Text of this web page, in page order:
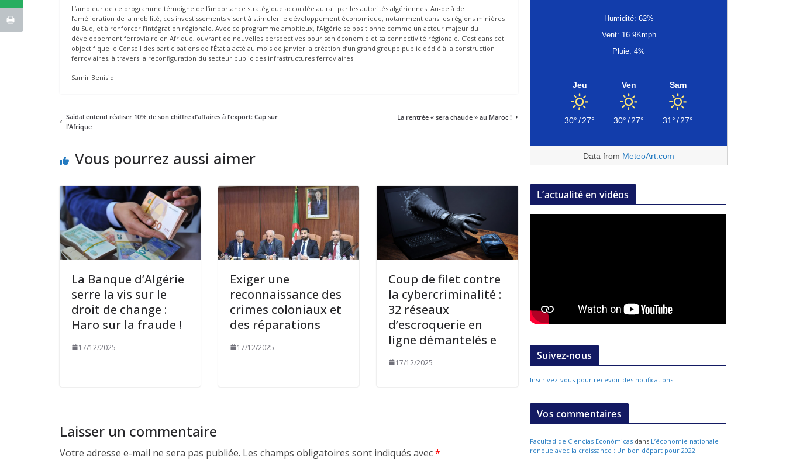
L’ampleur de ce programme témoigne de l’importance stratégique accordée au rail par les autorités algériennes. Au-delà de
l’amélioration de la mobilité, ces investissements visent à stimuler le développement économique, notamment dans les régions minières
du Sud, et à renforcer l’intégration régionale. Avec ce programme ambitieux, l’Algérie se positionne comme un acteur majeur du
développement ferroviaire en Afrique, ouvrant de nouvelles perspectives pour son économie et sa connectivité régionale. C’est dans cet
objectif que le Conseil des participations de l’État a acté au mois de janvier la création d’un grand groupe public dédié à la construction
ferroviaires, à travers la reconfiguration du secteur public des infrastructures ferroviaires.
Samir Benisid
Saïdal entend réaliser 10% de son chiffre d’affaires à l’export: Cap sur
l’Afrique
La rentrée « sera chaude » au Maroc !
Vous pourrez aussi aimer
La Banque d’Algérie
serre la vis sur le
droit de change :
Haro sur la fraude !
17/12/2025
Exiger une
reconnaissance des
crimes coloniaux et
des réparations
17/12/2025
Coup de filet contre
la cybercriminalité :
32 réseaux
d’escroquerie en
ligne démantelés e
17/12/2025
Laisser un commentaire
Votre adresse e-mail ne sera pas publiée. Les champs obligatoires sont indiqués avec*
Humidité: 62%
Vent: 16.9Kmph
Pluie: 4%
Jeu
30°/27°
Ven
30°/27°
Sam
31°/27°
Data from MeteoArt.com
L’actualité en vidéos
Suivez-nous
Inscrivez-vous pour recevoir des notifications
Vos commentaires
Facultad de Ciencias Económicas dans L’économie nationale
renoue avec la croissance : Un bon départ pour 2022